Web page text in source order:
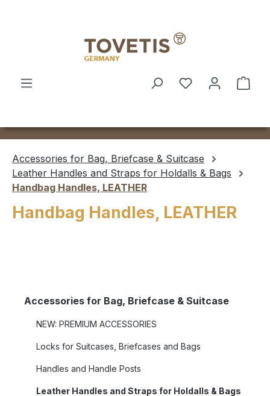
Accessories for Bag, Briefcase & Suitcase
Leather Handles and Straps for Holdalls & Bags
Handbag Handles, LEATHER
Handbag Handles, LEATHER
Accessories for Bag, Briefcase & Suitcase
NEW: PREMIUM ACCESSORIES
Locks for Suitcases, Briefcases and Bags
Handles and Handle Posts
Leather Handles and Straps for Holdalls & Bags